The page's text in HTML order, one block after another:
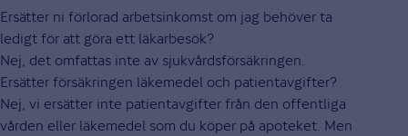
Ersätter ni förlorad arbetsinkomst om jag behöver ta
ledigt för att göra ett läkarbesök?
Nej, det omfattas inte av sjukvårdsförsäkringen.
Ersätter försäkringen läkemedel och patientavgifter?
Nej, vi ersätter inte patientavgifter från den offentliga
vården eller läkemedel som du köper på apoteket. Men